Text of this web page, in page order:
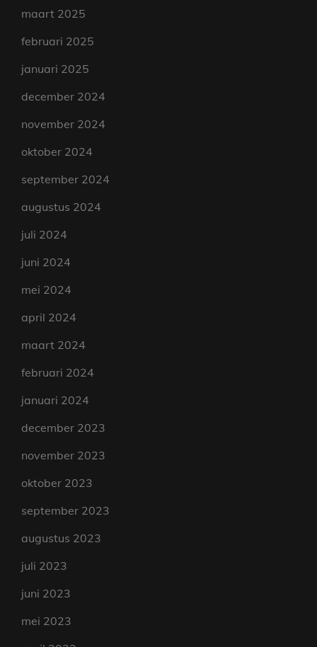
maart 2025
februari 2025
januari 2025
december 2024
november 2024
oktober 2024
september 2024
augustus 2024
juli 2024
juni 2024
mei 2024
april 2024
maart 2024
februari 2024
januari 2024
december 2023
november 2023
oktober 2023
september 2023
augustus 2023
juli 2023
juni 2023
mei 2023